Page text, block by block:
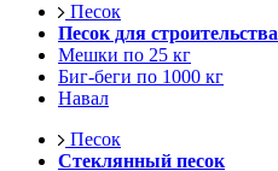
Песок
Песок для строительства
Мешки по 25 кг
Биг-беги по 1000 кг
Навал
Песок
Стеклянный песок